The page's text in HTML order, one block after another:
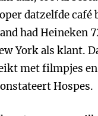
datzelfde café
had Heineken
York als klant.
met filmpjes
Hospes.